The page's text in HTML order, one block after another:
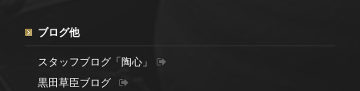
ブログ他
スタッフブログ「陶心」
黒田草臣ブログ